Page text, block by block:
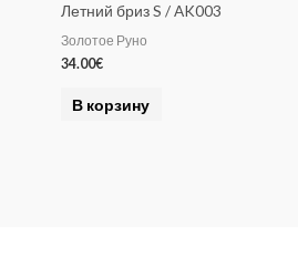
Летний бриз S / AK003
Золотое Руно
34.00€
В корзину